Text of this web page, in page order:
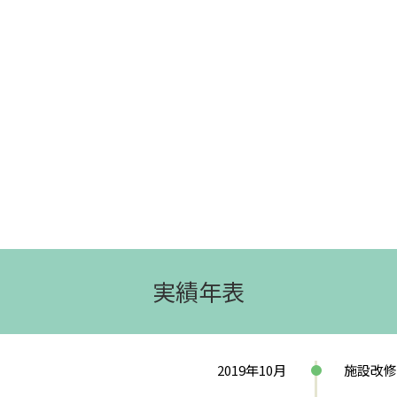
実績年表
2019年10月 施設改